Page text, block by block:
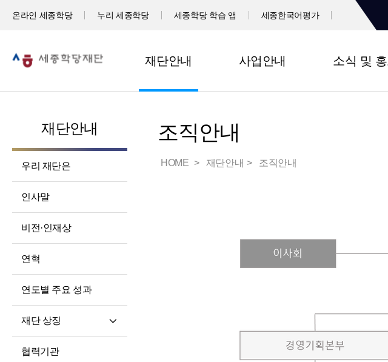
온라인 세종학당 누리 세종학당 세종학당 학습 앱 세종한국어평가
재단안내 사업안내 소식 및 홍
재단안내
우리 재단은
인사말
비전·인재상
연혁
연도별 주요 성과
재단 상징
협력기관
조직안내
HOME 재단안내 조직안내